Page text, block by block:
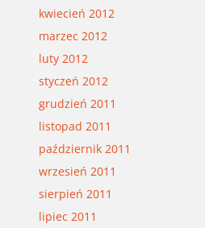
kwiecień 2012
marzec 2012
luty 2012
styczeń 2012
grudzień 2011
listopad 2011
październik 2011
wrzesień 2011
sierpień 2011
lipiec 2011